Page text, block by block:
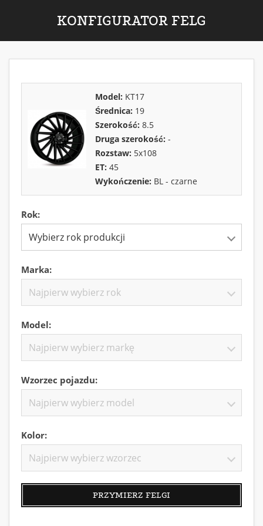
KONFIGURATOR FELG
Model: KT17
Średnica: 19
Szerokość: 8.5
Druga szerokość: -
Rozstaw: 5x108
ET: 45
Wykończenie: BL - czarne
Rok:
Wybierz rok produkcji
Marka:
Najpierw wybierz rok
Model:
Najpierw wybierz markę
Wzorzec pojazdu:
Najpierw wybierz model
Kolor:
Najpierw wybierz wzorzec
PRZYMIERZ FELGI